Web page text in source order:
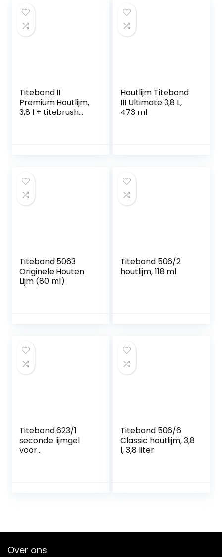
Titebond II
Premium Houtlijm,
3,8 l + titebrush
Houtlijm Titebond
III Ultimate 3,8 L,
473 ml
Titebond 5063
Originele Houten
Lijm (80 ml)
Titebond 506/2
houtlijm, 118 ml
Titebond 623/1
seconde lijmgel
voor
Titebond 506/6
Classic houtlijm, 3,8
l, 3,8 liter
Over ons